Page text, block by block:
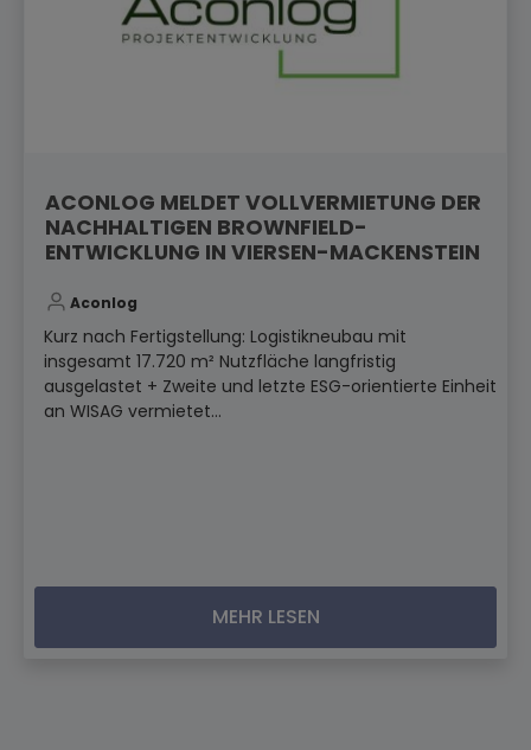
ACONLOG MELDET VOLLVERMIETUNG DER
NACHHALTIGEN BROWNFIELD-
ENTWICKLUNG IN VIERSEN-MACKENSTEIN
Aconlog
Kurz nach Fertigstellung: Logistikneubau mit
insgesamt 17.720 m² Nutzfläche langfristig
ausgelastet + Zweite und letzte ESG-orientierte Einheit
an WISAG vermietet...
MEHR LESEN